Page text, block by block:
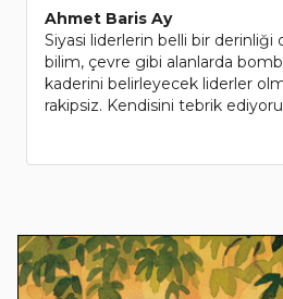
Ahmet Baris Ay
Siyasi liderlerin belli bir derinliği
bilim, çevre gibi alanlarda
kaderini belirleyecek liderler
rakipsiz. Kendisini tebrik